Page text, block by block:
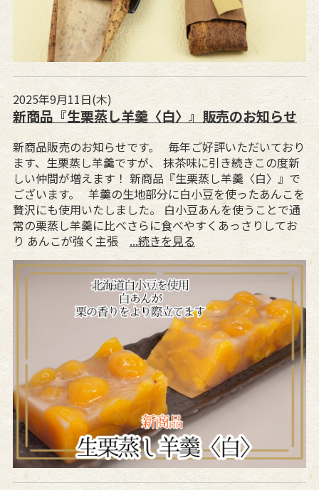
2025年9月11日(木)
新商品『生栗蒸し羊羹〈白〉』販売のお知らせ
新商品販売のお知らせです。 毎年ご好評いただいており
ます、生栗蒸し羊羹ですが、 抹茶味に引き続きこの度新
しい仲間が増えます！ 新商品『生栗蒸し羊羹〈白〉』で
ございます。 羊羹の生地部分に白小豆を使ったあんこを
贅沢にも使用いたしました。 白小豆あんを使うことで通
常の栗蒸し羊羹に比べさらに食べやすくあっさりしてお
り あんこが強く主張 ...続きを見る